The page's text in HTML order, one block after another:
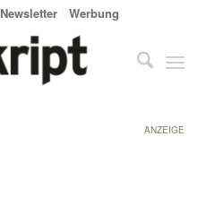
Newsletter Werbung
ANZEIGE